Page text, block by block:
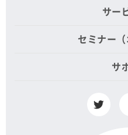
サー
セミナー（
サ